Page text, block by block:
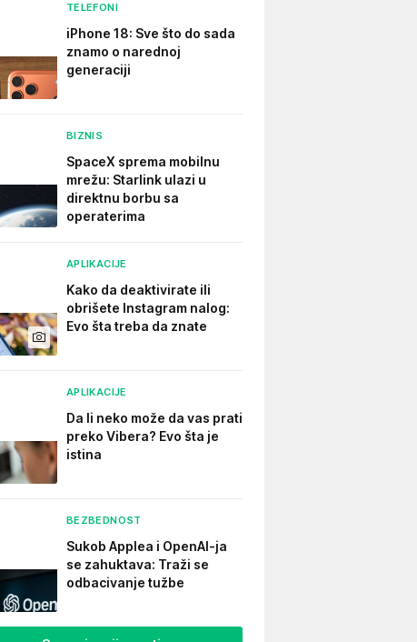
TELEFONI
iPhone 18: Sve što do sada
znamo o narednoj
generaciji
BIZNIS
SpaceX sprema mobilnu
mrežu: Starlink ulazi u
direktnu borbu sa
operaterima
APLIKACIJE
Kako da deaktivirate ili
obrišete Instagram nalog:
Evo šta treba da znate
APLIKACIJE
Da li neko može da vas prati
preko Vibera? Evo šta je
istina
BEZBEDNOST
Sukob Applea i OpenAI-ja
se zahuktava: Traži se
odbacivanje tužbe